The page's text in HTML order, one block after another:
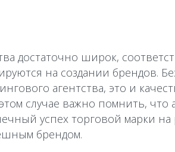
достаточно широк,
на создании брендов.
агентства, это и
случае важно помнить, что
успех торговой марки
брендом.